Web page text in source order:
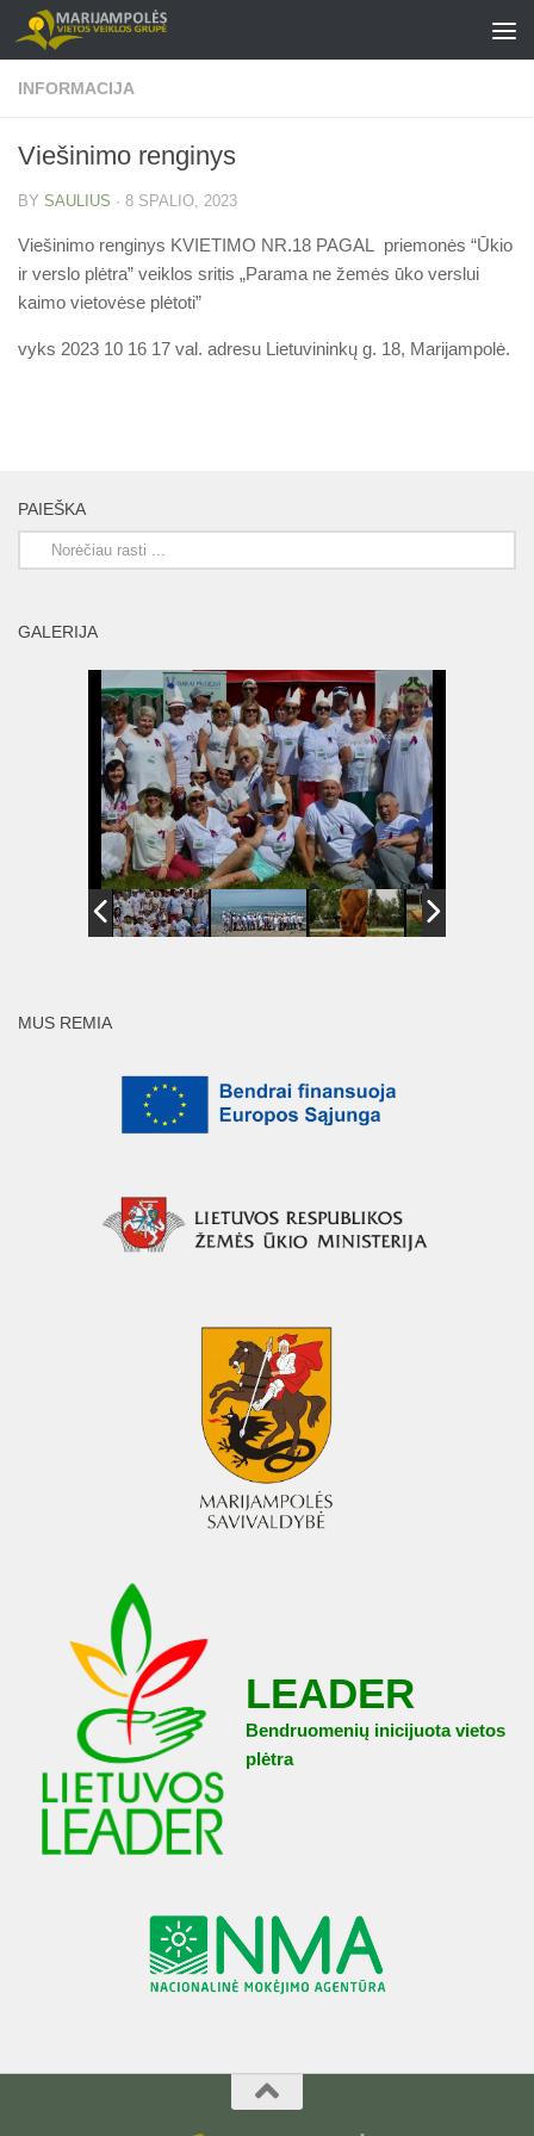
Skip to content
INFORMACIJA
Viešinimo renginys
BY SAULIUS · 8 SPALIO, 2023
Viešinimo renginys KVIETIMO NR.18 PAGAL priemonės “Ūkio
ir verslo plėtra” veiklos sritis „Parama ne žemės ūko verslui
kaimo vietovėse plėtoti”
vyks 2023 10 16 17 val. adresu Lietuvininkų g. 18, Marijampolė.
PAIEŠKA
GALERIJA
MUS REMIA
LEADER
Bendruomenių inicijuota vietos
plėtra